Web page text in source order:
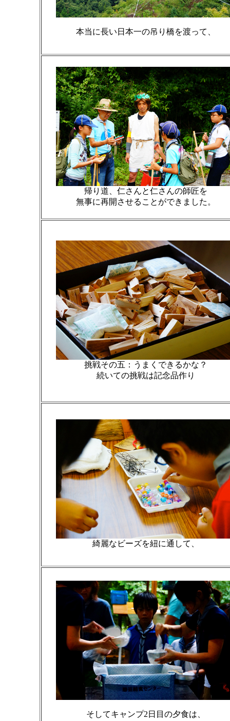
本当に長い日本一の吊り橋を渡って、
帰り道、仁さんと仁さんの師匠を
無事に再開させることができました。
挑戦その五：うまくできるかな？
続いての挑戦は記念品作り
綺麗なビーズを紐に通して、
そしてキャンプ2日目の夕食は、